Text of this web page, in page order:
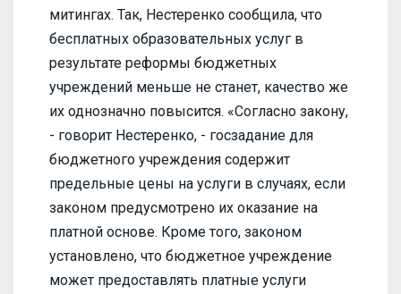
митингах. Так, Нестеренко сообщила, что
бесплатных образовательных услуг в
результате реформы бюджетных
учреждений меньше не станет, качество же
их однозначно повысится. «Согласно закону,
- говорит Нестеренко, - госзадание для
бюджетного учреждения содержит
предельные цены на услуги в случаях, если
законом предусмотрено их оказание на
платной основе. Кроме того, законом
установлено, что бюджетное учреждение
может предоставлять платные услуги